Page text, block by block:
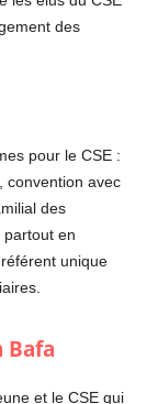
des
pour le CSE :
convention avec
des
en
unique
Bafa
et le CSE qui